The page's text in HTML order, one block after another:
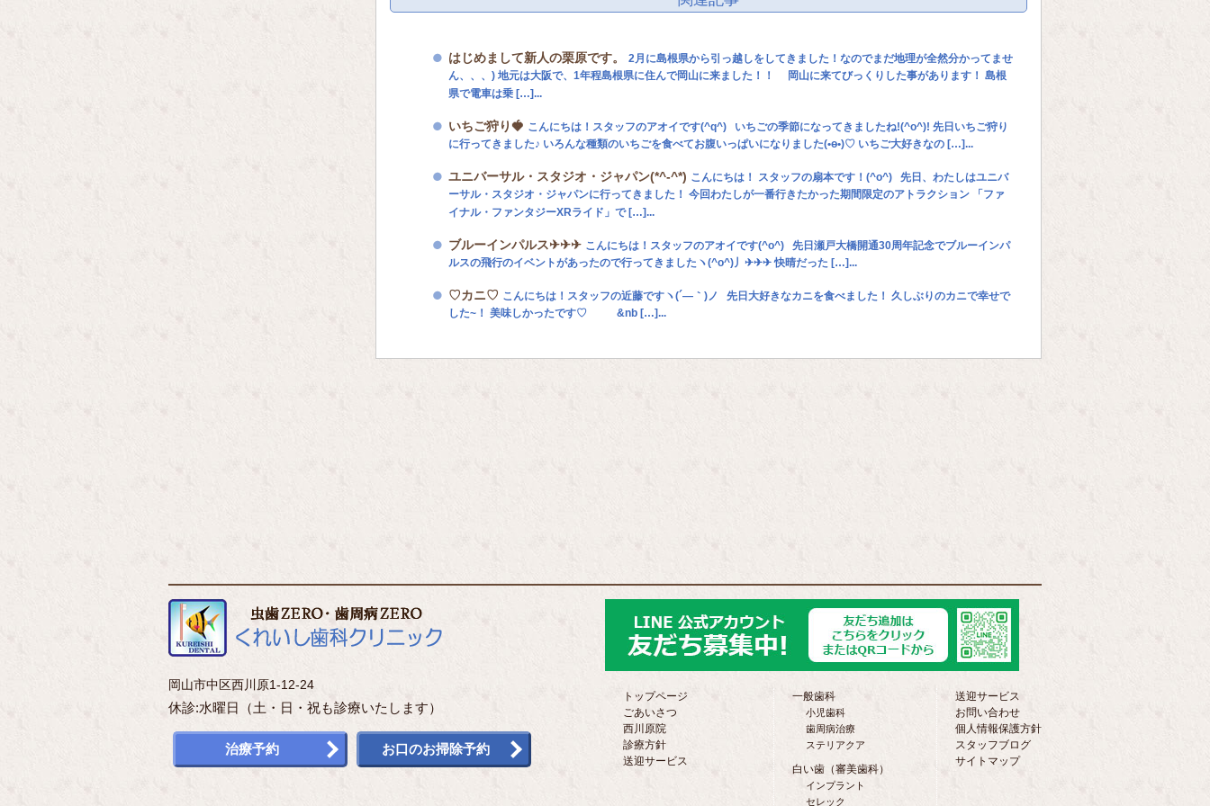
はじめまして新人の栗原です。 2月に島根県から引っ越しをしてきました！なのでまだ地理が全然分かってませ
ん、、、) 地元は大阪で、1年程島根県に住んで岡山に来ました！！ 岡山に来てびっくりした事があります！ 島根
県で電車は乗 […]...
いちご狩り🍓 こんにちは！スタッフのアオイです(^q^) いちごの季節になってきましたね!(^o^)! 先日いちご狩り
に行ってきました♪ いろんな種類のいちごを食べてお腹いっぱいになりました(•ө•)♡ いちご大好きなの […]...
ユニバーサル・スタジオ・ジャパン(*^-^*) こんにちは！ スタッフの扇本です！(^o^) 先日、わたしはユニバ
ーサル・スタジオ・ジャパンに行ってきました！ 今回わたしが一番行きたかった期間限定のアトラクション 「ファ
イナル・ファンタジーXRライド」で […]...
ブルーインパルス✈✈✈ こんにちは！スタッフのアオイです(^o^) 先日瀬戸大橋開通30周年記念でブルーインパ
ルスの飛行のイベントがあったので行ってきましたヽ(^o^)丿✈✈✈ 快晴だった […]...
♡カニ♡ こんにちは！スタッフの近藤ですヽ(´―｀)ノ 先日大好きなカニを食べました！ 久しぶりのカニで幸せで
した~！ 美味しかったです♡ &nb […]...
岡山市中区西川原1-12-24
休診:水曜日（土・日・祝も診療いたします）
治療予約 お口のお掃除予約
トップページ
ごあいさつ
西川原院
診療方針
送迎サービス
一般歯科
小児歯科
歯周病治療
ステリアクア
白い歯（審美歯科）
インプラント
セレック
送迎サービス
お問い合わせ
個人情報保護方針
スタッフブログ
サイトマップ